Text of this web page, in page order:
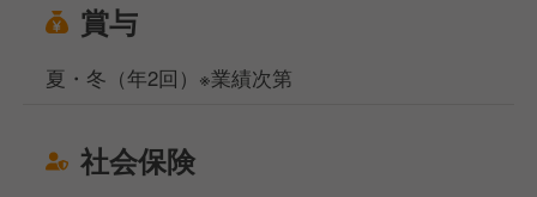
賞与
夏・冬（年2回）※業績次第
社会保険